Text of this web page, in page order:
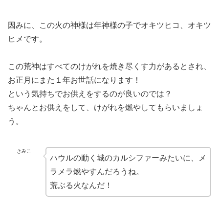
因みに、この火の神様は年神様の子でオキツヒコ、オキツ
ヒメです。
この荒神はすべてのけがれを焼き尽くす力があるとされ、
お正月にまた１年お世話になります！
という気持ちでお供えをするのが良いのでは？
ちゃんとお供えをして、けがれを燃やしてもらいましょ
う。
きみこ
ハウルの動く城のカルシファーみたいに、メ
ラメラ燃やすんだろうね。
荒ぶる火なんだ！